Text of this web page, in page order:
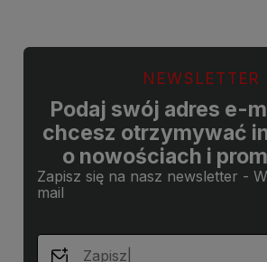
NEWSLETTER
Podaj swój adres e-
chcesz otrzymywać
o nowościach i
Zapisz się na nasz newsletter -
mail